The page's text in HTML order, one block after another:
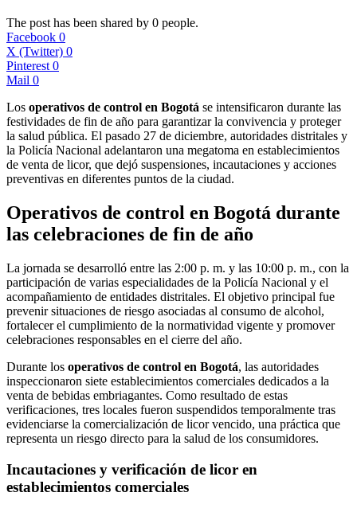
The post has been shared by 0 people.
Facebook 0
X (Twitter) 0
Pinterest 0
Mail 0
Los operativos de control en Bogotá se intensificaron durante las
festividades de fin de año para garantizar la convivencia y proteger
la salud pública. El pasado 27 de diciembre, autoridades distritales y
la Policía Nacional adelantaron una megatoma en establecimientos
de venta de licor, que dejó suspensiones, incautaciones y acciones
preventivas en diferentes puntos de la ciudad.
Operativos de control en Bogotá durante
las celebraciones de fin de año
La jornada se desarrolló entre las 2:00 p. m. y las 10:00 p. m., con la
participación de varias especialidades de la Policía Nacional y el
acompañamiento de entidades distritales. El objetivo principal fue
prevenir situaciones de riesgo asociadas al consumo de alcohol,
fortalecer el cumplimiento de la normatividad vigente y promover
celebraciones responsables en el cierre del año.
Durante los operativos de control en Bogotá, las autoridades
inspeccionaron siete establecimientos comerciales dedicados a la
venta de bebidas embriagantes. Como resultado de estas
verificaciones, tres locales fueron suspendidos temporalmente tras
evidenciarse la comercialización de licor vencido, una práctica que
representa un riesgo directo para la salud de los consumidores.
Incautaciones y verificación de licor en
establecimientos comerciales